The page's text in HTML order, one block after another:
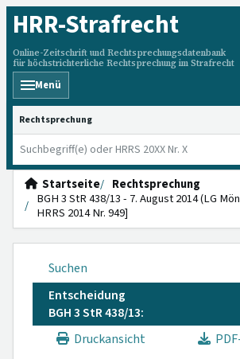
HRR-Strafrecht
Online-Zeitschrift und Rechtsprechungsdatenbank
für höchstrichterliche Rechtsprechung im Strafrecht
Menü
HRRS durchsuchen
Startseite
Rechtsprechung
BGH 3 StR 438/13 - 7. August 2014 (LG
HRRS 2014 Nr. 949]
Suchen
Entscheidung
BGH 3 StR 438/13:
Druckansicht